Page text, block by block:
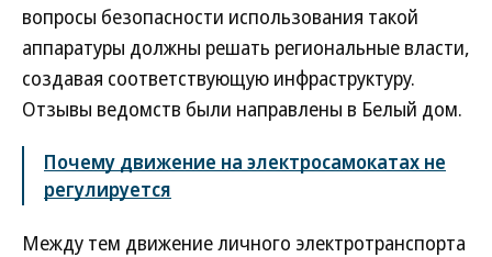
вопросы безопасности использования такой
аппаратуры должны решать региональные власти,
создавая соответствующую инфраструктуру.
Отзывы ведомств были направлены в Белый дом.
Почему движение на электросамокатах не
регулируется
Между тем движение личного электротранспорта